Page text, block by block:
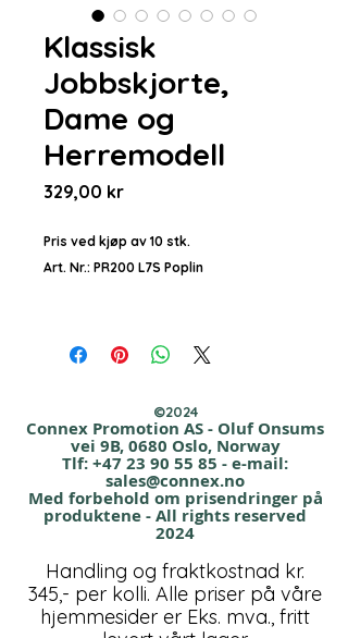
Klassisk
Jobbskjorte,
Dame og
Herremodell
329,00 krPris
Pris ved kjøp av 10 stk.
Art. Nr.: PR200 L7S Poplin
Kvalitet: 105 gr/m²
Størrelser: Se eget bilde nederst.
✅ amfori BSCI, WRAP certification
Beskrivelse:
menn. Klassisk jobbskjorte
med stivet og formell kuttet krave,
venstrestilt brystlomme og
©2024
Connex Promotion AS - Oluf Onsums
vei 9B, 0680 Oslo, Norway
Tlf:+47 23 90 55 85 - e-mail:
sales@connex.no
Med forbehold om prisendringer på
produktene - All rights reserved
2024
Handling og fraktkostnad kr.
345,- per kolli. Alle priser på våre
hjemmesider er Eks. mva., fritt